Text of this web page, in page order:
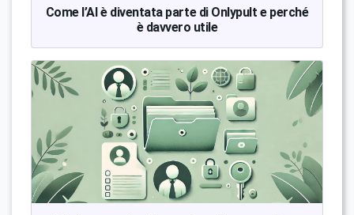
Come l’AI è diventata parte di Onlypult e perché
è davvero utile